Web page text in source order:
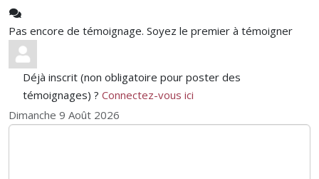
Pas encore de témoignage. Soyez le premier à témoigner
Déjà inscrit (non obligatoire pour poster des
témoignages) ? Connectez-vous ici
Dimanche 9 Août 2026